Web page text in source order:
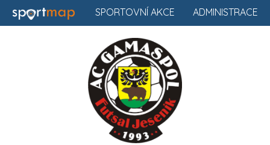
ADMINISTRACE
SPORTOVNÍ AKCE